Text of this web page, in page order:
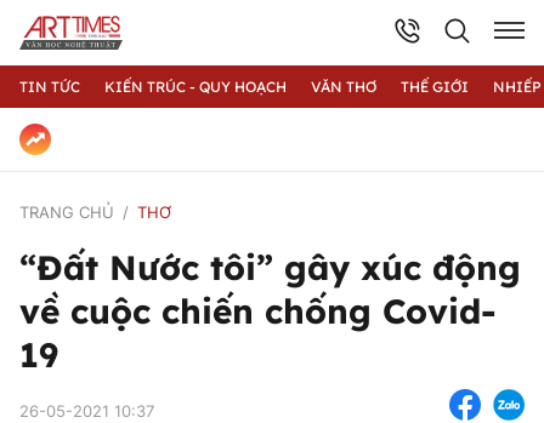
TIN TỨC KIẾN TRÚC - QUY HOẠCH VĂN THƠ THẾ GIỚI
TRANG CHỦ THƠ
“Đất Nước tôi” gây xúc động
về cuộc chiến chống Covid-
19
26-05-2021 10:37